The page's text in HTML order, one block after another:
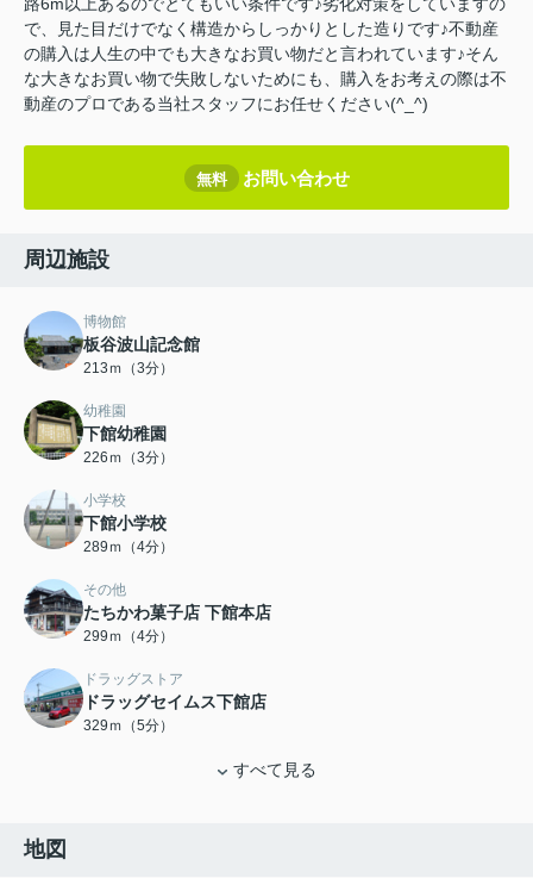
路6m以上あるのでとてもいい条件です♪劣化対策をしていますの
で、見た目だけでなく構造からしっかりとした造りです♪不動産
の購入は人生の中でも大きなお買い物だと言われています♪そん
な大きなお買い物で失敗しないためにも、購入をお考えの際は不
動産のプロである当社スタッフにお任せください(^_^)
無料 お問い合わせ
周辺施設
博物館
板谷波山記念館
213ｍ（3分）
幼稚園
下館幼稚園
226ｍ（3分）
小学校
下館小学校
289ｍ（4分）
その他
たちかわ菓子店 下館本店
299ｍ（4分）
ドラッグストア
ドラッグセイムス下館店
329ｍ（5分）
すべて見る
地図